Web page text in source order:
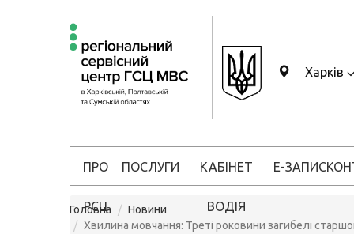
Харків
ПРО
РСЦ
ПОСЛУГИ КАБІНЕТ
ВОДІЯ
Е-ЗАПИС
Головна
Новини
Хвилина мовчання: Треті роковини загибелі